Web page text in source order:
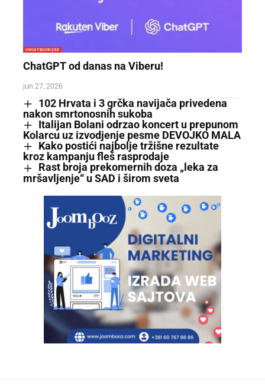
UNCATEGORIZED
ChatGPT od danas na Viberu!
jun 27, 2026
102 Hrvata i 3 grčka navijača privedena
nakon smrtonosnih sukoba
Italijan Bolani odrzao koncert u prepunom
Kolarcu uz izvodjenje pesme DEVOJKO MALA
Kako postići najbolje tržišne rezultate
kroz kampanju fleš rasprodaje
Rast broja prekomernih doza „leka za
mršavljenje“ u SAD i širom sveta